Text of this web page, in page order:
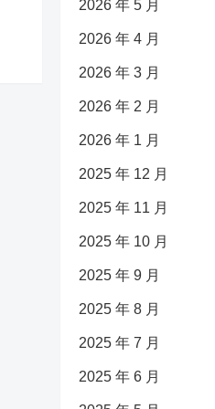
2026 年 5 月
2026 年 4 月
2026 年 3 月
2026 年 2 月
2026 年 1 月
2025 年 12 月
2025 年 11 月
2025 年 10 月
2025 年 9 月
2025 年 8 月
2025 年 7 月
2025 年 6 月